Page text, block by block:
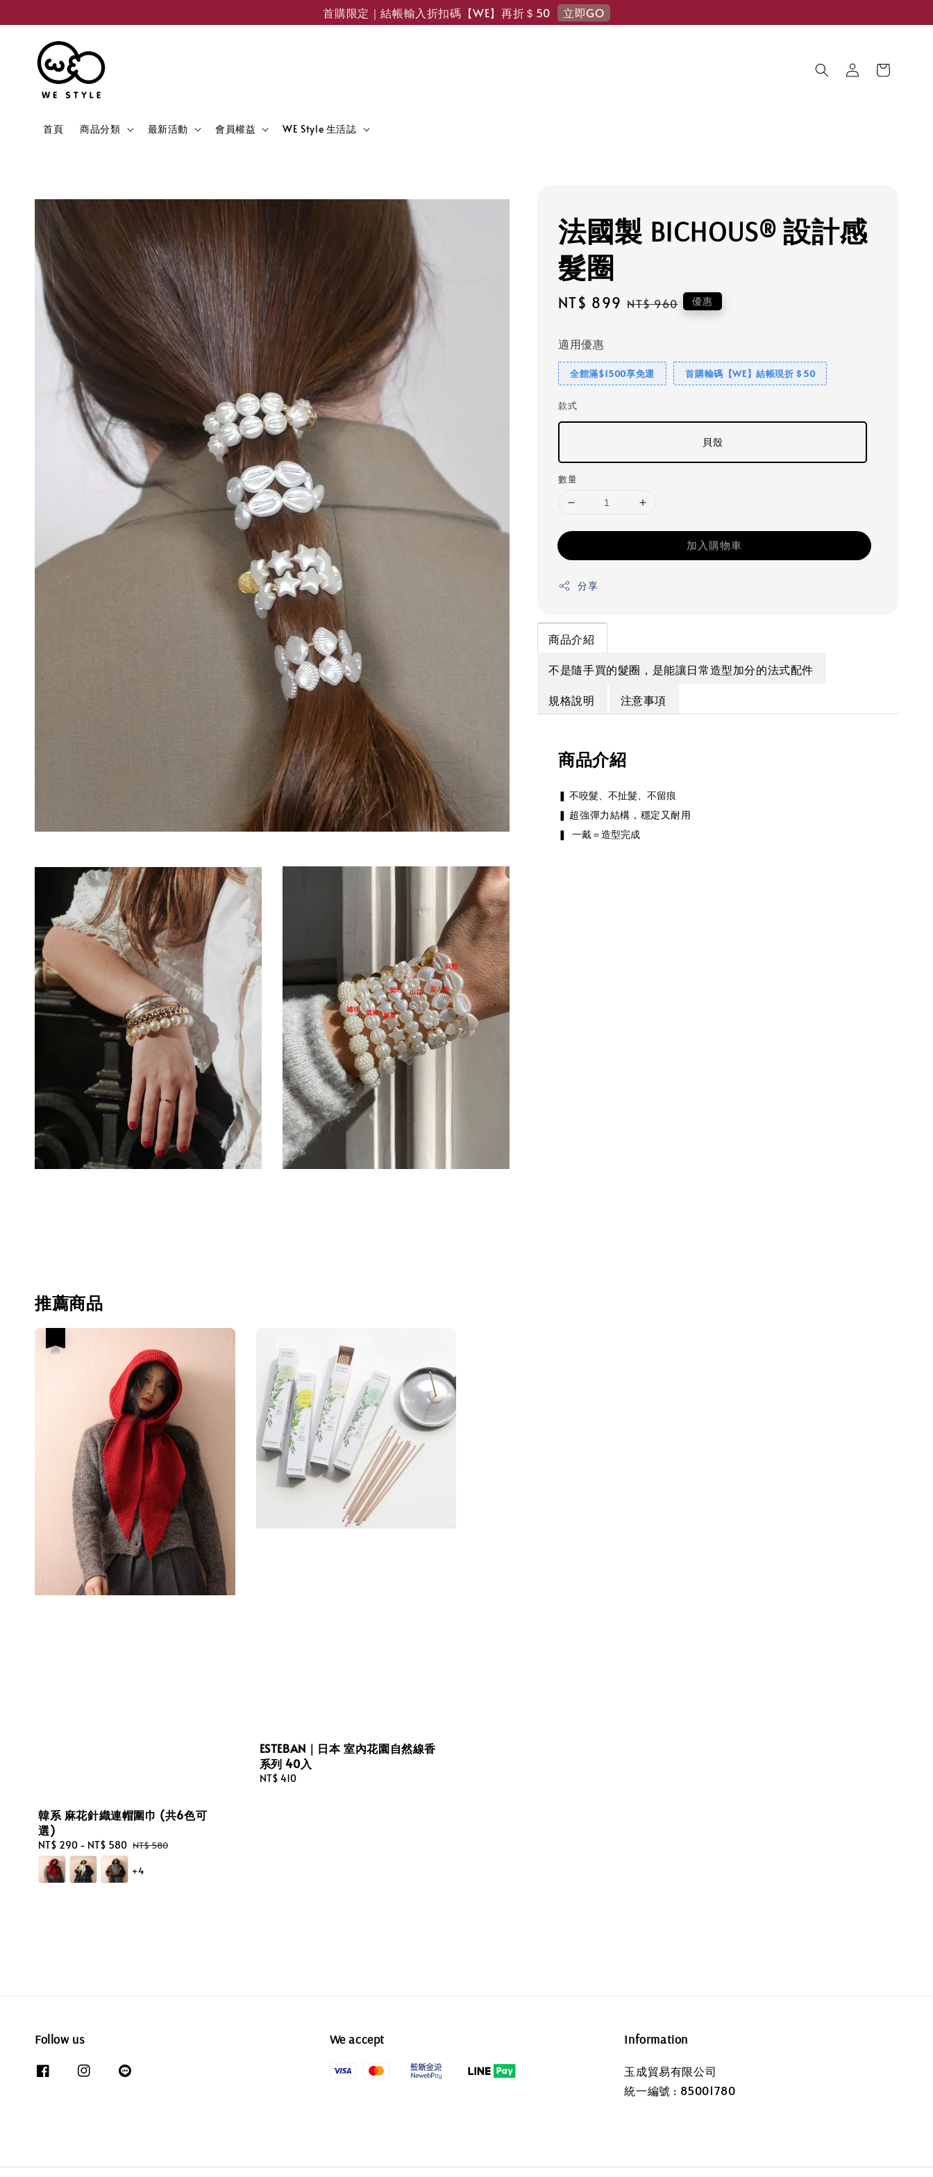
首購限定｜結帳輸入折扣碼【WE】再折＄50 立即GO
首頁 商品分類 最新活動 會員權益 WE Style 生活誌
法國製 BICHOUS® 設計感
髮圈
Sale
NT$ 899 Regular
NT$ 960 優惠
適用優惠
全館滿$1500享免運 首購輸碼【WE】結帳現折＄50
款式
貝殼
數量
加入購物車
分享
商品介紹
不是隨手買的髮圈，是能讓日常造型加分的法式配件
規格說明
注意事項
商品介紹
❚不咬髮、不扯髮、不留痕
❚ 超強彈力結構，穩定又耐用
❚ 一戴＝造型完成
推薦商品
韓系 麻花針織連帽圍巾 (共6色可
選)
Sale
price
NT$ 290 - NT$ 580 Regular
NT$ 580
+4
ESTEBAN｜日本 室內花園自然線香
系列 40入
Regular
NT$ 410
Follow us We accept Information
玉成貿易有限公司
統一編號 : 85001780